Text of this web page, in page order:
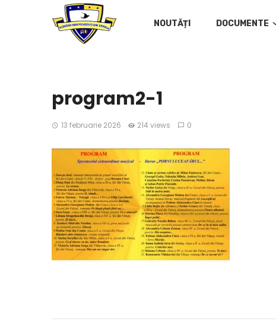
NOUTĂȚI DOCUMENTE
program2-1
13 februarie 2026 214 views 0